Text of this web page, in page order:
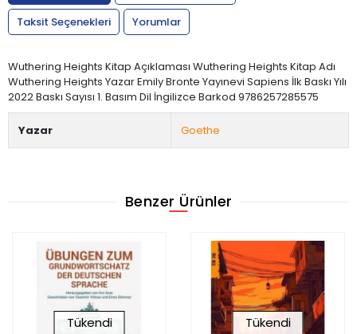
Taksit Seçenekleri
Yorumlar
Wuthering Heights Kitap Açıklaması Wuthering Heights Kitap Adı
Wuthering Heights Yazar Emily Bronte Yayınevi Sapiens İlk Baskı Yılı
2022 Baskı Sayısı 1. Basım Dil İngilizce Barkod 9786257285575
Yazar Goethe
Benzer Ürünler
Tükendi Tükendi